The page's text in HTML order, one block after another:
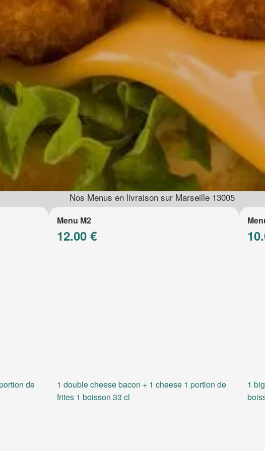
Nos Menus en livraison sur Marseille 13005
de
Menu M2
12.00 €
1 double cheese bacon + 1 cheese 1 portion de
frites 1 boisson 33 cl
1